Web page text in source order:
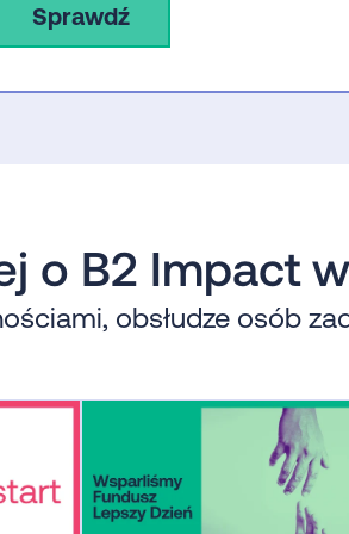
Sprawdź
o B2 Impact
obsłudze osób